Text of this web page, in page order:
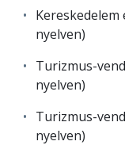
nyelven)
Turizmus-
nyelven)
Turizmus-
nyelven)